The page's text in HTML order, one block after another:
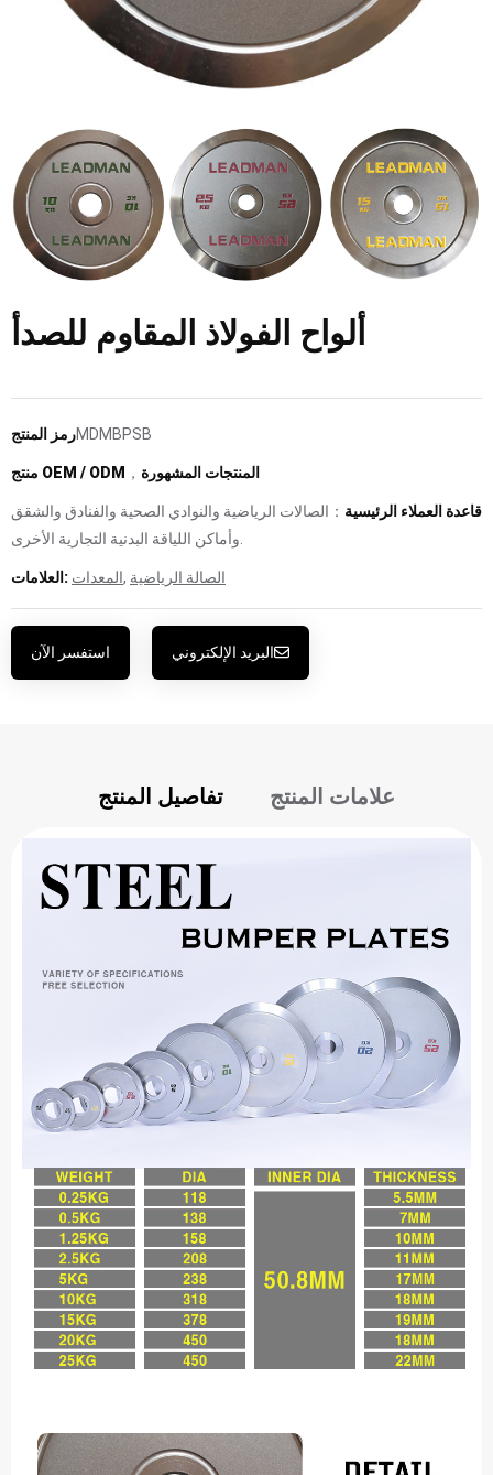
ألواح الفولاذ المقاوم للصدأ
رمز المنتجMDMBPSB
منتج OEM / ODM ， المنتجات المشهورة
قاعدة العملاء الرئيسية ：الصالات الرياضية والنوادي الصحية والفنادق والشقق
العلامات: المعدات, الصالة الرياضية
استفسر الآن البريد الإلكتروني
تفاصيل المنتج علامات المنتج